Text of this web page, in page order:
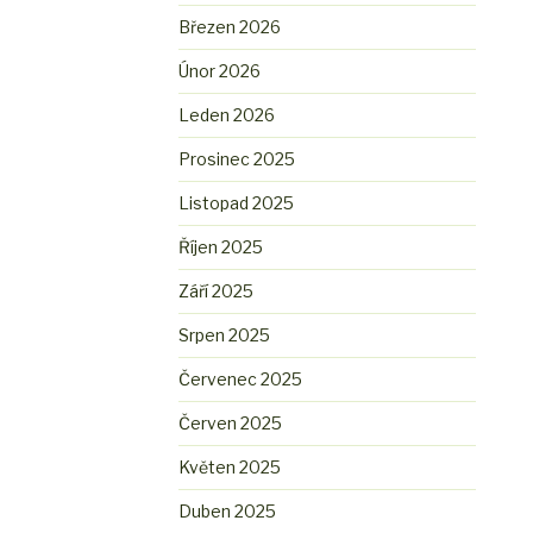
Březen 2026
Únor 2026
Leden 2026
Prosinec 2025
Listopad 2025
Říjen 2025
Září 2025
Srpen 2025
Červenec 2025
Červen 2025
Květen 2025
Duben 2025